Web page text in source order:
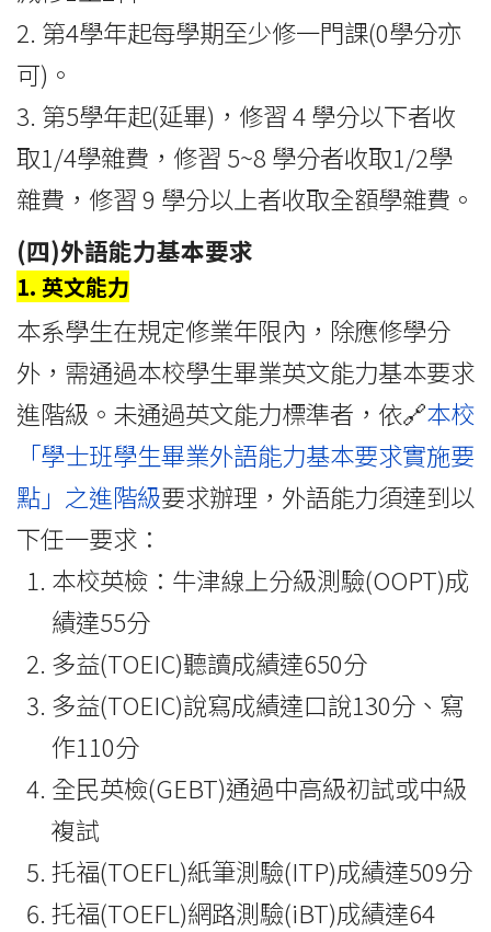
2. 第4學年起每學期至少修一門課(0學分亦
可)。
3. 第5學年起(延畢)，修習 4 學分以下者收
取1/4學雜費，修習 5~8 學分者收取1/2學
雜費，修習 9 學分以上者收取全額學雜費。
(四)外語能力基本要求
1. 英文能力
本系學生在規定修業年限內，除應修學分
外，需通過本校學生畢業英文能力基本要求
進階級。未通過英文能力標準者，依🔗本校
「學士班學生畢業外語能力基本要求實施要
點」之進階級要求辦理，外語能力須達到以
下任一要求：
本校英檢：牛津線上分級測驗(OOPT)成
績達55分
多益(TOEIC)聽讀成績達650分
多益(TOEIC)說寫成績達口說130分、寫
作110分
全民英檢(GEBT)通過中高級初試或中級
複試
托福(TOEFL)紙筆測驗(ITP)成績達509分
托福(TOEFL)網路測驗(iBT)成績達64